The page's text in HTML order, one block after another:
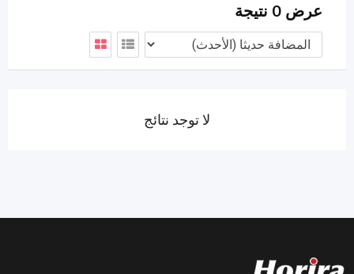
عرض 0 نتيجة
لا توجد نتائج